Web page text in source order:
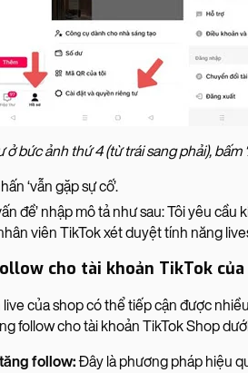
ở bức ảnh thứ 4 (từ trái sang phải),
‘vẫn gặp sự cố’.
đề’ nhập mô tả như sau: Tôi yêu cầu
viên TikTok xét duyệt tính năng
cho tài khoản TikTok của
của shop có thể tiếp cận được
follow cho tài khoản TikTok Shop
follow:Đây là phương pháp hiệu